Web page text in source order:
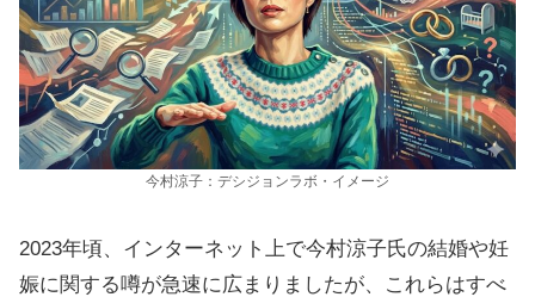
今村涼子：デシジョンラボ・イメージ
2023年頃、インターネット上で今村涼子氏の結婚や妊
娠に関する噂が急速に広まりましたが、これらはすべ